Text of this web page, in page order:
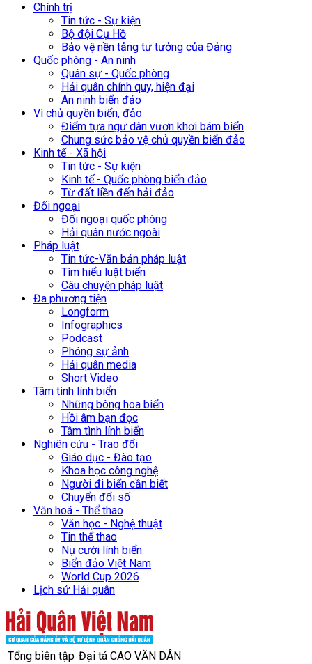
Chính trị
Tin tức - Sự kiện
Bộ đội Cụ Hồ
Bảo vệ nền tảng tư tưởng của Đảng
Quốc phòng - An ninh
Quân sự - Quốc phòng
Hải quân chính quy, hiện đại
An ninh biển đảo
Vì chủ quyền biển, đảo
Điểm tựa ngư dân vươn khơi bám biển
Chung sức bảo vệ chủ quyền biển đảo
Kinh tế - Xã hội
Tin tức - Sự kiện
Kinh tế - Quốc phòng biển đảo
Từ đất liền đến hải đảo
Đối ngoại
Đối ngoại quốc phòng
Hải quân nước ngoài
Pháp luật
Tin tức-Văn bản pháp luật
Tìm hiểu luật biển
Câu chuyện pháp luật
Đa phương tiện
Longform
Infographics
Podcast
Phóng sự ảnh
Hải quân media
Short Video
Tâm tình lính biển
Những bông hoa biển
Hồi âm bạn đọc
Tâm tình lính biển
Nghiên cứu - Trao đổi
Giáo dục - Đào tạo
Khoa học công nghệ
Người đi biển cần biết
Chuyển đổi số
Văn hoá - Thể thao
Văn học - Nghệ thuật
Tin thể thao
Nụ cười lính biển
Biển đảo Việt Nam
World Cup 2026
Lịch sử Hải quân
Tổng biên tập Đại tá CAO VĂN DÂN